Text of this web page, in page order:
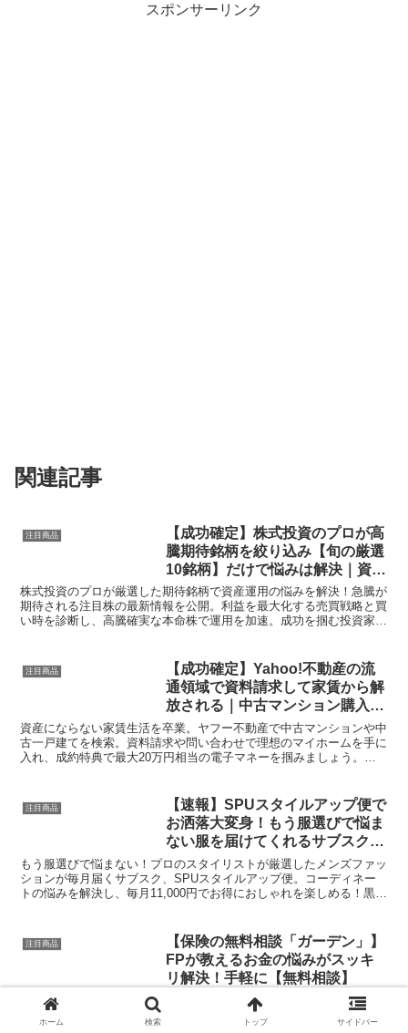
スポンサーリンク
関連記事
注目商品
【成功確定】株式投資のプロが高
騰期待銘柄を絞り込み【旬の厳選
10銘柄】だけで悩みは解決｜資産
運用で儲かる秘密
株式投資のプロが厳選した期待銘柄で資産運用の悩みを解決！急騰が
期待される注目株の最新情報を公開。利益を最大化する売買戦略と買
い時を診断し、高騰確実な本命株で運用を加速。成功を掴む投資家へ
注目商品
【成功確定】Yahoo!不動産の流
通領域で資料請求して家賃から解
放される｜中古マンション購入の
真実
資産にならない家賃生活を卒業。ヤフー不動産で中古マンションや中
古一戸建てを検索。資料請求や問い合わせで理想のマイホームを手に
入れ、成約特典で最大20万円相当の電子マネーを掴みましょう。最
注目商品
【速報】SPUスタイルアップ便で
お洒落大変身！もう服選びで悩ま
ない服を届けてくれるサブスクを
解説！
もう服選びで悩まない！プロのスタイリストが厳選したメンズファッ
ションが毎月届くサブスク、SPUスタイルアップ便。コーディネー
トの悩みを解決し、毎月11,000円でお得におしゃれを楽しめる！黒ス
注目商品
【保険の無料相談「ガーデン」】
FPが教えるお金の悩みがスッキ
リ解決！手軽に【無料相談】
将来のお金の悩みは、保険相談サービス「ガーデン」で解決！経験豊
富なFPがオーダーメイドプランを提案、複数社の保険比較も可能。
今なら無料相談でミスドギフト券などのプレゼントも。保険相談、無
ホーム 検索 トップ サイドバー